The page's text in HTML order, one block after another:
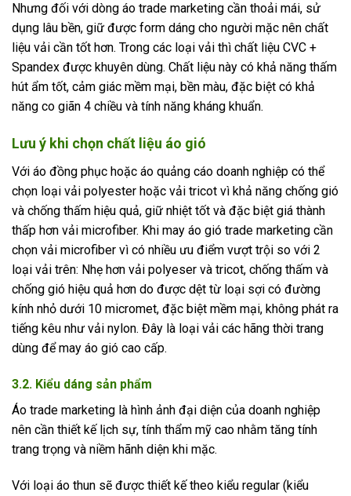
Nhưng đối với dòng áo trade marketing cần thoải mái, sử
dụng lâu bền, giữ được form dáng cho người mặc nên chất
liệu vải cần tốt hơn. Trong các loại vải thì chất liệu CVC +
Spandex được khuyên dùng. Chất liệu này có khả năng thấm
hút ẩm tốt, cảm giác mềm mại, bền màu, đặc biệt có khả
năng co giãn 4 chiều và tính năng kháng khuẩn.
Lưu ý khi chọn chất liệu áo gió
Với áo đồng phục hoặc áo quảng cáo doanh nghiệp có thể
chọn loại vải polyester hoặc vải tricot vì khả năng chống gió
và chống thấm hiệu quả, giữ nhiệt tốt và đặc biệt giá thành
thấp hơn vải microfiber. Khi may áo gió trade marketing cần
chọn vải microfiber vì có nhiều ưu điểm vượt trội so với 2
loại vải trên: Nhẹ hơn vải polyeser và tricot, chống thấm và
chống gió hiệu quả hơn do được dệt từ loại sợi có đường
kính nhỏ dưới 10 micromet, đặc biệt mềm mại, không phát ra
tiếng kêu như vải nylon. Đây là loại vải các hãng thời trang
dùng để may áo gió cao cấp.
3.2. Kiểu dáng sản phẩm
Áo trade marketing là hình ảnh đại diện của doanh nghiệp
nên cần thiết kế lịch sự, tính thẩm mỹ cao nhằm tăng tính
trang trọng và niềm hãnh diện khi mặc.
Với loại áo thun sẽ được thiết kế theo kiểu regular (kiểu